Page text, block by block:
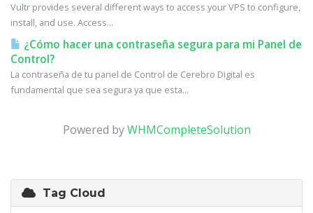
Vultr provides several different ways to access your VPS to configure,
install, and use. Access...
¿Cómo hacer una contraseña segura para mi Panel de
Control?
La contraseña de tu panel de Control de Cerebro Digital es
fundamental que sea segura ya que esta...
Powered byWHMCompleteSolution
Tag Cloud